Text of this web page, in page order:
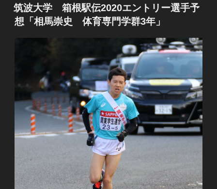
稿
日:
筑波大学 箱根駅伝2020エントリー選手予
想「相馬崇史 体育専門学群3年」